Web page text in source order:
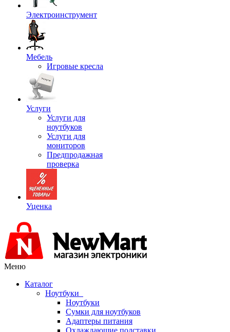
Электроинструмент
Мебель
Игровые кресла
Услуги
Услуги для
ноутбуков
Услуги для
мониторов
Предпродажная
проверка
Уценка
Меню
Каталог
Ноутбуки
Ноутбуки
Сумки для ноутбуков
Адаптеры питания
Охлаждающие подставки